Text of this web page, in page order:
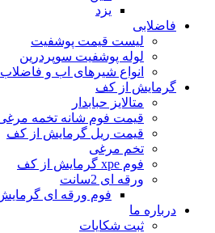
یزد
فاضلابی
لیست قیمت پوشفیت
لوله پوشفیت سوپردرین
انواع شیرهای اب و فاضلاب
گرمایش از کف
متالایز حبابدار
قیمت فوم شانه تخمه
قیمت ریل گرمایش از کف
تخم مرغی
فوم xpe گرمایش از کف
ورقه ای 2سانت
فوم ورقه ای
درباره ما
ثبت شکایات